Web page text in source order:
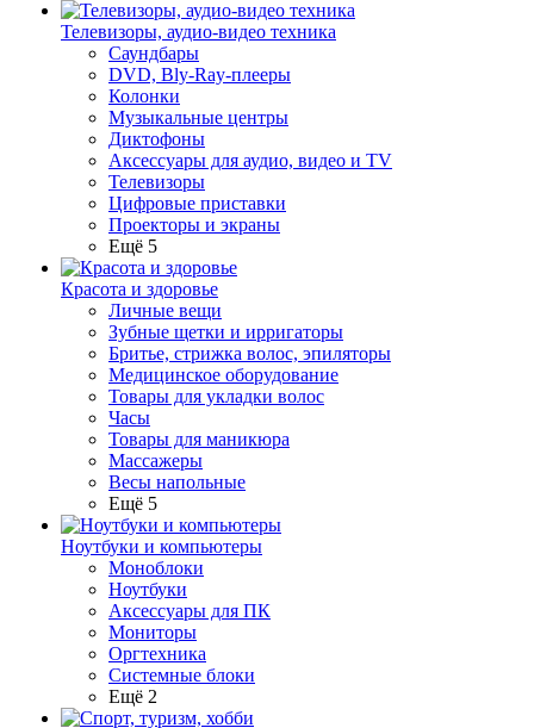
Телевизоры, аудио-видео техника
Саундбары
DVD, Bly-Ray-плееры
Колонки
Музыкальные центры
Диктофоны
Аксессуары для аудио, видео и TV
Телевизоры
Цифровые приставки
Проекторы и экраны
Ещё 5
Красота и здоровье
Личные вещи
Зубные щетки и ирригаторы
Бритье, стрижка волос, эпиляторы
Медицинское оборудование
Товары для укладки волос
Часы
Товары для маникюра
Массажеры
Весы напольные
Ещё 5
Ноутбуки и компьютеры
Моноблоки
Ноутбуки
Аксессуары для ПК
Мониторы
Оргтехника
Системные блоки
Ещё 2